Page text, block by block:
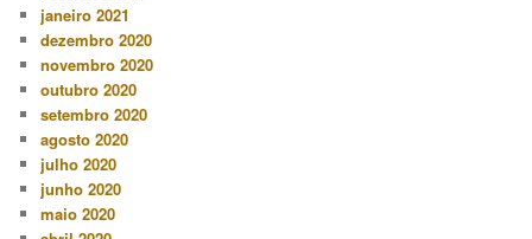
janeiro 2021
dezembro 2020
novembro 2020
outubro 2020
setembro 2020
agosto 2020
julho 2020
junho 2020
maio 2020